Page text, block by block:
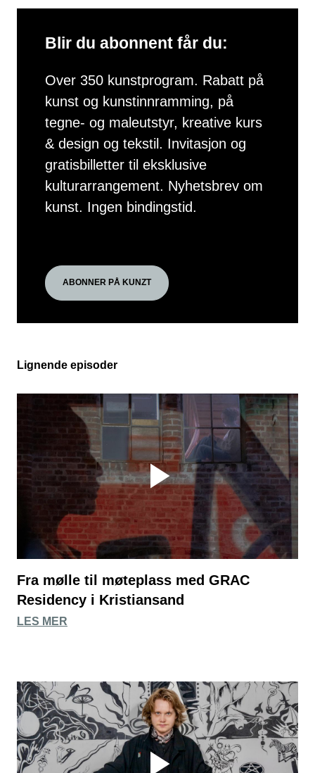
Blir du abonnent får du:
Over 350 kunstprogram. Rabatt på
kunst og kunstinnramming, på
tegne- og maleutstyr, kreative kurs
& design og tekstil. Invitasjon og
gratisbilletter til eksklusive
kulturarrangement. Nyhetsbrev om
kunst. Ingen bindingstid.
ABONNER PÅ KUNZT
Lignende episoder
Fra mølle til møteplass med GRAC
Residency i Kristiansand
LES MER